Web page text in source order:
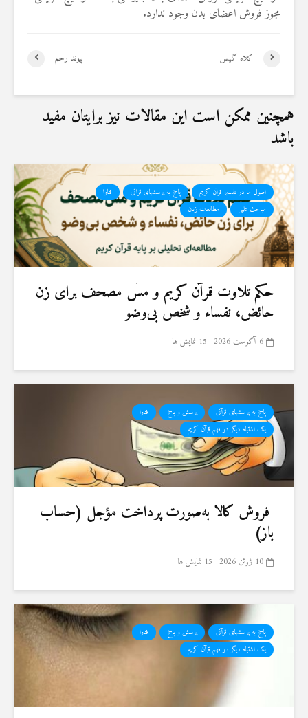
مجوز فروش اعضای بدن وجود ندارد.
پیوند رحم کلاه گیس
همچنین ممکن است این مقالات نیز برایتان مفید
باشد
اصول ما در تفسیر قرآن کریم پاسخ به پرسشهای قرآنی
فتاوا
مباحث علمی
مطالعات زنان
حكم تلاوت قرآن كريم و مسّ مصحف برای زن
حائض، نفساء و شخص بی‌وضو
6 آگوست 2026 15 نمایش ها
پاسخ به پرسشهای قرآنی پرسش و پاسخ
فتاوا
یک اشتباه دیگر در فهم قرآن کریم
فروش کالا به‌صورت پرداخت مؤجل (حساب
باز)
10 ژوئن 2026 15 نمایش ها
پاسخ به پرسشهای قرآنی پرسش و پاسخ
فتاوا
یک اشتباه دیگر در فهم قرآن کریم